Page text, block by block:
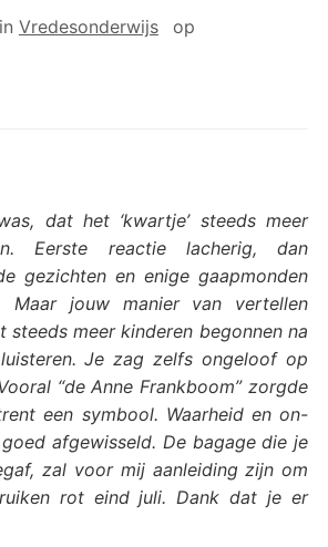
in Vredesonderwijs op
dat het ‘kwartje’ steeds meer
Eerste reactie lacherig, dan
gezichten en enige gaapmonden
Maar jouw manier van vertellen
meer kinderen begonnen na
Je zag zelfs ongeloof op
“de Anne Frankboom” zorgde
een symbool. Waarheid en on-
afgewisseld. De bagage die je
zal voor mij aanleiding zijn om
rot eind juli. Dank dat je er